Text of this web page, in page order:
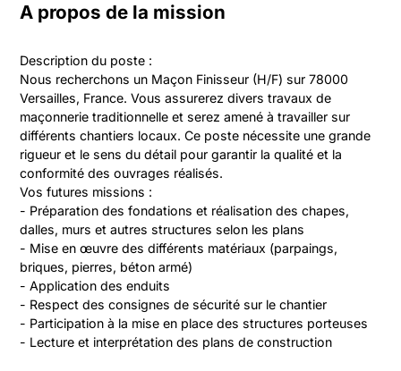
A propos de la mission
Description du poste :
Nous recherchons un Maçon Finisseur (H/F) sur 78000
Versailles, France. Vous assurerez divers travaux de
maçonnerie traditionnelle et serez amené à travailler sur
différents chantiers locaux. Ce poste nécessite une grande
rigueur et le sens du détail pour garantir la qualité et la
conformité des ouvrages réalisés.
Vos futures missions :
- Préparation des fondations et réalisation des chapes,
dalles, murs et autres structures selon les plans
- Mise en œuvre des différents matériaux (parpaings,
briques, pierres, béton armé)
- Application des enduits
- Respect des consignes de sécurité sur le chantier
- Participation à la mise en place des structures porteuses
- Lecture et interprétation des plans de construction